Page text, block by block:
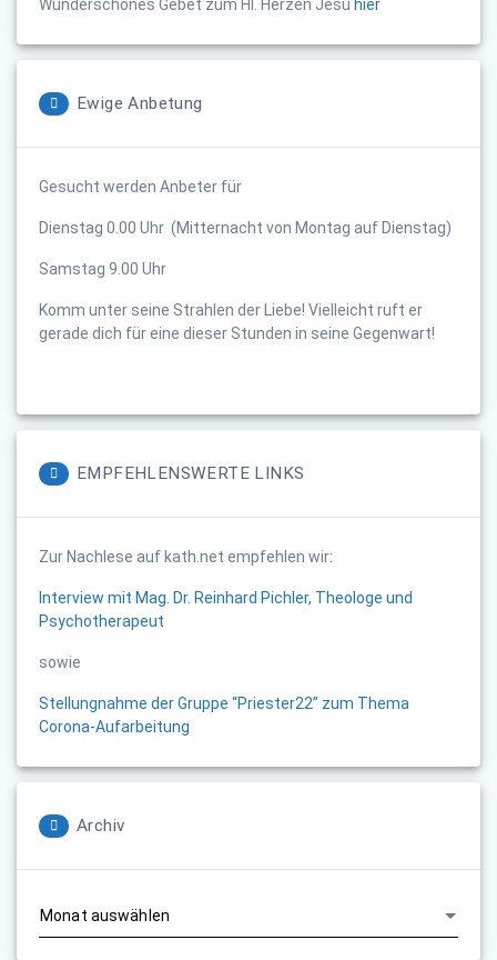
Wunderschönes Gebet zum Hl. Herzen Jesu hier
Ewige Anbetung
Gesucht werden Anbeter für
Dienstag 0.00 Uhr (Mitternacht von Montag auf Dienstag)
Samstag 9.00 Uhr
Komm unter seine Strahlen der Liebe! Vielleicht ruft er
gerade dich für eine dieser Stunden in seine Gegenwart!
EMPFEHLENSWERTE LINKS
Zur Nachlese auf kath.net empfehlen wir:
Interview mit Mag. Dr. Reinhard Pichler, Theologe und
Psychotherapeut
sowie
Stellungnahme der Gruppe “Priester22” zum Thema
Corona-Aufarbeitung
Archiv